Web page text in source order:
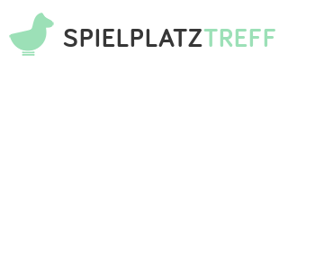
SPIELPLATZTREFF